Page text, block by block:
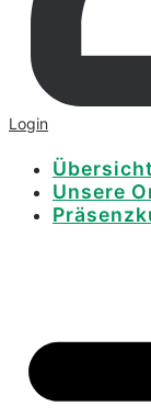
Login
Übersicht
Unsere